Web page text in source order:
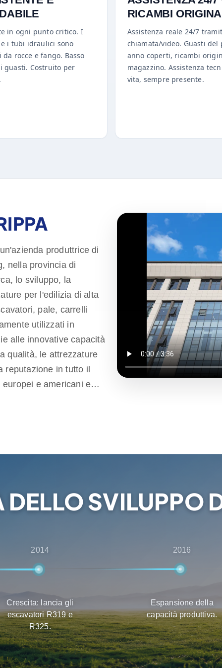
in ogni punto critico. I
i tubi idraulici sono
rocce e fango. Basso
guasti. Costruito per
RICAMBI
Assistenza reale 24/7
chiamata/video. Guasti del
anno coperti, ricambi
magazzino. Assistenza
vita, sempre presente.
produttrice di
nella provincia di
lo sviluppo, la
per l'edilizia di alta
pale, carrelli
utilizzati in
alle innovative capacità
qualità, le attrezzature
reputazione in tutto il
e americani e
DELLO SVILUPPO
2014
Crescita: lancia gli
escavatori R319 e
R325.
2016
Espansione della
capacità produttiva.